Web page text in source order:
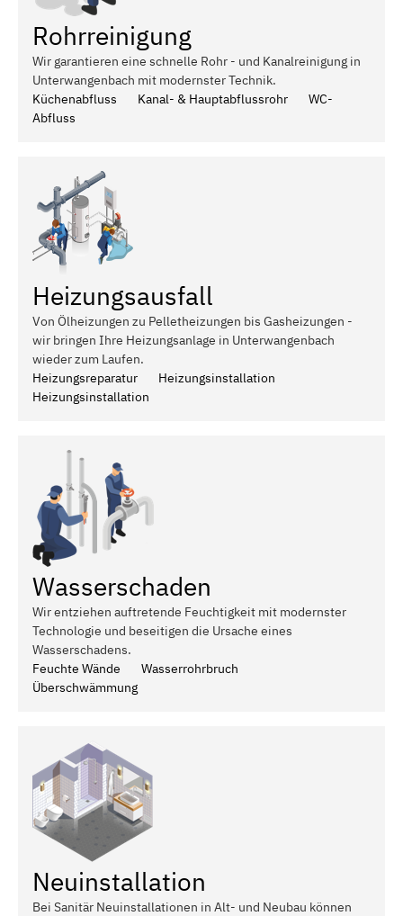
Rohrreinigung
Wir garantieren eine schnelle Rohr - und Kanalreinigung in
Unterwangenbach mit modernster Technik.
Küchenabfluss
Kanal- & Hauptabflussrohr
WC-
Abfluss
Heizungsausfall
Von Ölheizungen zu Pelletheizungen bis Gasheizungen -
wir bringen Ihre Heizungsanlage in Unterwangenbach
wieder zum Laufen.
Heizungsreparatur
Heizungsinstallation
Heizungsinstallation
Wasserschaden
Wir entziehen auftretende Feuchtigkeit mit modernster
Technologie und beseitigen die Ursache eines
Wasserschadens.
Feuchte Wände
Wasserrohrbruch
Überschwämmung
Neuinstallation
Bei Sanitär Neuinstallationen in Alt- und Neubau können